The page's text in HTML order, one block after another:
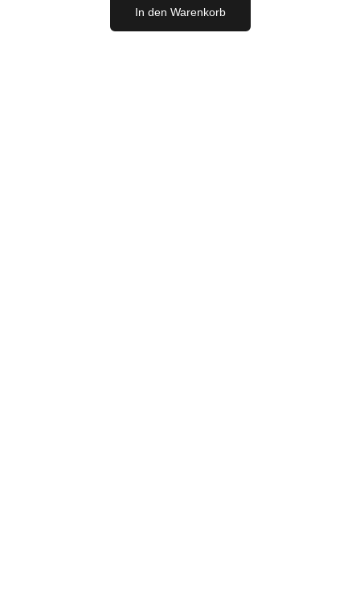
Cuvée
Blaufränkisch
In den Warenkorb